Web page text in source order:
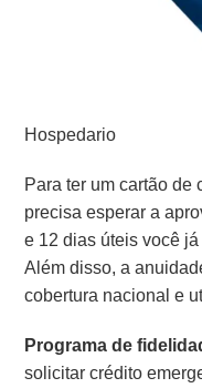
Hospedario
Para ter um cartão
precisa esperar a
e 12 dias úteis você
Além disso, a
cobertura nacional e
Programa de
solicitar crédito